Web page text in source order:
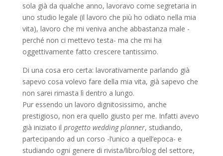
sola già da qualche anno, lavoravo come segretaria in
uno studio legale (il lavoro che più ho odiato nella mia
vita), lavoro che mi veniva anche abbastanza male -
perché non ci mettevo testa- ma che mi ha
oggettivamente fatto crescere tantissimo.
Di una cosa ero certa: lavorativamente parlando già
sapevo cosa volevo fare della mia vita, già sapevo che
non sarei rimasta lì dentro a lungo.
Pur essendo un lavoro dignitosissimo, anche
prestigioso, non era quello giusto per me. Infatti avevo
già iniziato il progetto wedding planner, studiando,
partecipando ad un corso -l’unico a quell’epoca- e
studiando ogni genere di rivista/libro/blog del settore,